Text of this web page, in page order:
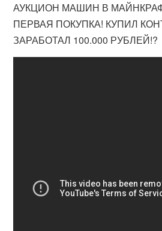
АУКЦИОН МАШИН В
ПЕРВАЯ ПОКУПКА! КУПИЛ
ЗАРАБОТАЛ 100.000 РУБЛЕЙ!?